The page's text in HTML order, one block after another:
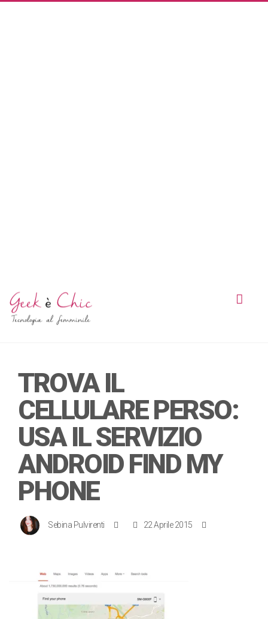
TROVA IL
CELLULARE PERSO:
USA IL SERVIZIO
ANDROID FIND MY
PHONE
Sebina Pulvirenti 22 Aprile 2015